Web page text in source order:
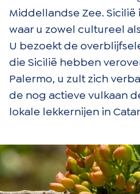
Middellandse Zee.
waar u zowel cultureel
U bezoekt de
die Sicilië hebben
Palermo, u zult zich
de nog actieve vulkaan
lokale lekkernijen in